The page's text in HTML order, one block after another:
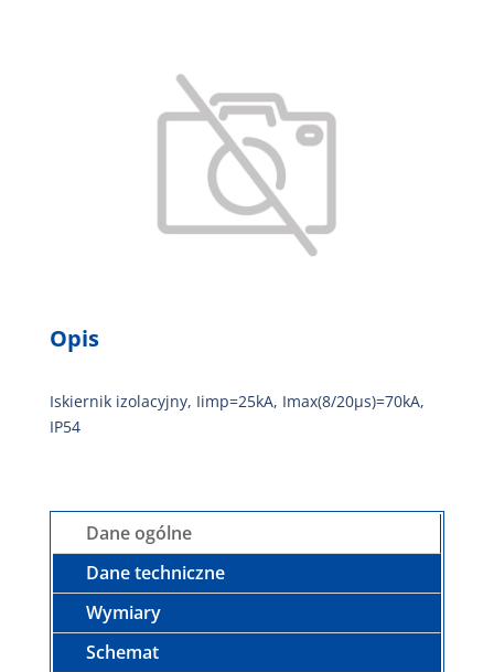
Opis
Iskiernik izolacyjny, Iimp=25kA, Imax(8/20µs)=70kA,
IP54
Dane ogólne
Dane techniczne
Wymiary
Schemat